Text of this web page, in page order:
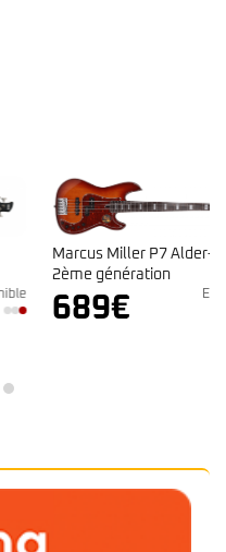
Marcus Miller P7 Alder-5 TS
2ème génération
€